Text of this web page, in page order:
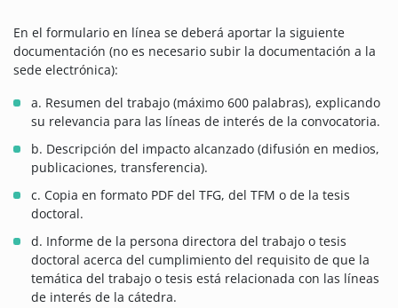
En el formulario en línea se deberá aportar la siguiente
documentación (no es necesario subir la documentación a la
sede electrónica):
a. Resumen del trabajo (máximo 600 palabras), explicando
su relevancia para las líneas de interés de la convocatoria.
b. Descripción del impacto alcanzado (difusión en medios,
publicaciones, transferencia).
c. Copia en formato PDF del TFG, del TFM o de la tesis
doctoral.
d. Informe de la persona directora del trabajo o tesis
doctoral acerca del cumplimiento del requisito de que la
temática del trabajo o tesis está relacionada con las líneas
de interés de la cátedra.